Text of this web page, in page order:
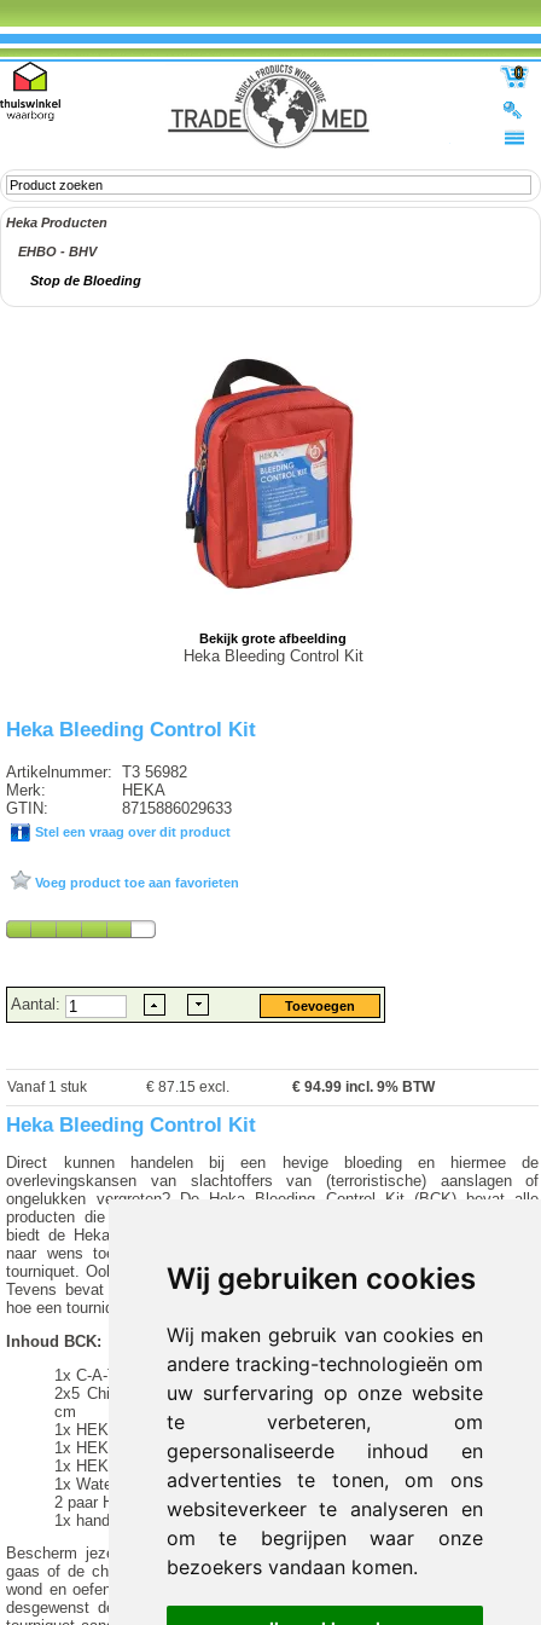
Wij gebruiken cookies
Wij maken gebruik van cookies en
andere tracking-technologieën om
uw surfervaring op onze website
te verbeteren, om
gepersonaliseerde inhoud en
advertenties te tonen, om ons
websiteverkeer te analyseren en
om te begrijpen waar onze
bezoekers vandaan komen.
0
Heka Producten
EHBO - BHV
Stop de Bloeding
Bekijk grote afbeelding
Heka Bleeding Control Kit
Heka Bleeding Control Kit
Artikelnummer:
Merk:
GTIN:
T3 56982
HEKA
8715886029633
Stel een vraag over dit product
Voeg product toe aan favorieten
Aantal:
Vanaf 1 stuk € 87.15 excl. €94.99 incl. 9% BTW
Heka Bleeding Control Kit
Direct kunnen handelen bij een hevige bloeding en hiermee de
overlevingskansen van slachtoffers van (terroristische) aanslagen of
ongelukken vergroten? De Heka Bleeding Control Kit (BCK) bevat alle
producten die nodig zijn om een hevige bloeding te stoppen. Daarnaast
biedt de Heka Bleeding Control Kit voldoende ruimte om extra materiaal
naar wens toe te voegen, zoals een hemostatisch gaas of een extra
tourniquet. Ook het productlabel biedt ruimte om deze producten te noteren.
Tevens bevat de achterkant van het productlabel een korte omschrijving
hoe een tourniquet gebruikt moet worden.
Inhoud BCK:
1x C-A-T Tourniquet Oranje GEN7
2x5 Chirurgisch absorberend gaaskompres X-ray detectable 10 x10
cm
1x HEKA geperst gaas steriel
1x HEKA Reddingsdeken goud/zilver 160 x 210
1x HEKA FIX Traumazwachtel 10 x 18 cm steriel
1x Watervaste zwarte stift
2 paar HEKA handschoenen nitril maat L
1x handleiding gebruik Tourniquet
Bescherm jezelf en trek handschoenen aan. Stop vervolgens het geperst
gaas of de chirurgische absorberend gaaskompres X-ray detectable in de
wond en oefen druk uit op de wond. Leg de traumazwachtel aan en plaats
desgewenst de tourniquet enkele centimeters boven de wond. Indien de